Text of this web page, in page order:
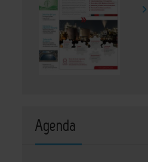
Agenda